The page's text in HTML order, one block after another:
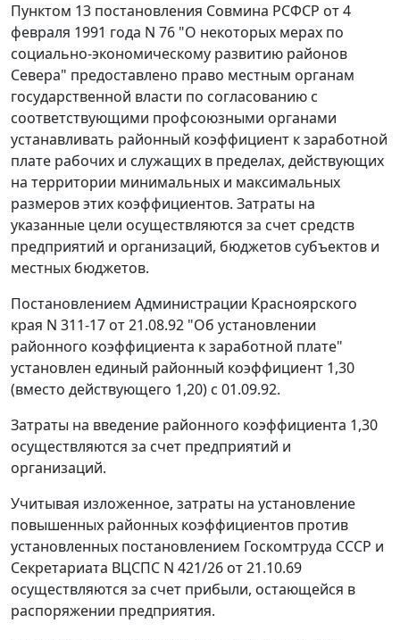
Пунктом 13 постановления Совмина РСФСР от 4
февраля 1991 года N 76 "О некоторых мерах по
социально-экономическому развитию районов
Севера" предоставлено право местным органам
государственной власти по согласованию с
соответствующими профсоюзными органами
устанавливать районный коэффициент к заработной
плате рабочих и служащих в пределах, действующих
на территории минимальных и максимальных
размеров этих коэффициентов. Затраты на
указанные цели осуществляются за счет средств
предприятий и организаций, бюджетов субъектов и
местных бюджетов.
Постановлением Администрации Красноярского
края N 311-17 от 21.08.92 "Об установлении
районного коэффициента к заработной плате"
установлен единый районный коэффициент 1,30
(вместо действующего 1,20) с 01.09.92.
Затраты на введение районного коэффициента 1,30
осуществляются за счет предприятий и
организаций.
Учитывая изложенное, затраты на установление
повышенных районных коэффициентов против
установленных постановлением Госкомтруда СССР и
Секретариата ВЦСПС N 421/26 от 21.10.69
осуществляются за счет прибыли, остающейся в
распоряжении предприятия.